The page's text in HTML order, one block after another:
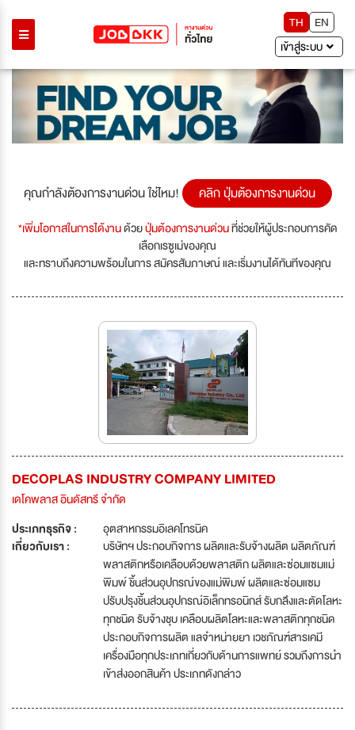
TH
EN
เข้าสู่ระบบ
คุณกำลังต้องการงานด่วน ใช่ไหม! คลิก ปุ่มต้องการงานด่วน
*เพิ่มโอกาสในการได้งานด้วยปุ่มต้องการงานด่วนที่ช่วยให้ผู้ประกอบการคัด
เลือกเรซูเม่ของคุณ
และทราบถึงความพร้อมในการ สมัครสัมภาษณ์ และเริ่มงานได้ทันทีของคุณ
DECOPLAS INDUSTRY COMPANY LIMITED
เดโคพลาส อินดัสทรี จำกัด
ประเภทธุรกิจ :
อุตสาหกรรมอิเลคโทรนิค
เกี่ยวกับเรา :
บริษัทฯ ประกอบกิจการ ผลิตและรับจ้างผลิต ผลิตภัณฑ์
พลาสติกหรือเคลือบด้วยพลาสติก ผลิตและซ่อมแซมแม่
พิมพ์ ชิ้นส่วนอุปกรณ์ของแม่พิมพ์ ผลิตและซ่อมแซม
ปรับปรุงชิ้นส่วนอุปกรณ์อิเล็กทรอนิกส์ รับกลึงและตัดโลหะ
ทุกชนิด รับจ้างชุบ เคลือบผลิตโลหะและพลาสติกทุกชนิด
ประกอบกิจการผลิต แลจำหน่ายยา เวชภัณฑ์สารเคมี
เครื่องมือทุกประเภทเกี่ยวกับด้านการแพทย์ รวมถึงการนำ
เข้าส่งออกสินค้า ประเภทดังกล่าว